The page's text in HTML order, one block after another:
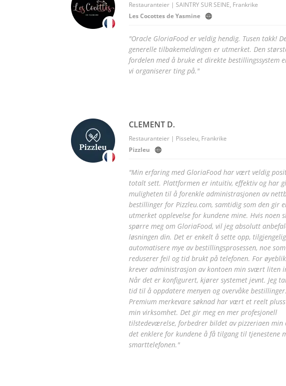
Restauranteier | SAINTRY SUR SEINE, Frankrike
Les Cocottes de Yasmine
"Oracle GloriaFood er veldig hendig. Tusen takk!
generelle tilbakemeldingen er utmerket. Den
fordelen med å bruke et direkte bestillingssystem
vi organiserer ting på."
CLEMENT D.
Restauranteier | Pisseleu, Frankrike
Pizzleu
"Min erfaring med GloriaFood har vært veldig
totalt sett. Plattformen er intuitiv, effektiv og har
muligheten til å forenkle administrasjonen av
bestillinger for Pizzleu.com, samtidig som den gir
utmerket opplevelse for kundene mine. Hvis noen
spørre meg om GloriaFood, vil jeg absolutt
løsningen din. Det er enkelt å sette opp,
automatisere mye av bestillingsprosessen, noe som
reduserer feil og tid brukt på telefonen. For
krever administrasjon av kontoen min svært liten
Når det er konfigurert, kjører systemet jevnt. Jeg
tid til å oppdatere menyen og overvåke bestillinger.
Premium merkevare søknad har vært et reelt
min virksomhet. Det gir meg en mer profesjonell
tilstedeværelse, forbedrer bildet av pizzeriaen min
det enklere for kundene å få tilgang til tjenestene
smarttelefonen."